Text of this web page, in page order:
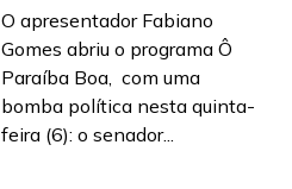
O apresentador Fabiano
Gomes abriu o programa Ô
Paraíba Boa, com uma
bomba política nesta quinta-
feira (6): o senador...